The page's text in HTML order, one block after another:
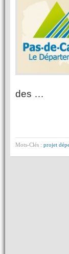
des …
Mots-Clés : projet